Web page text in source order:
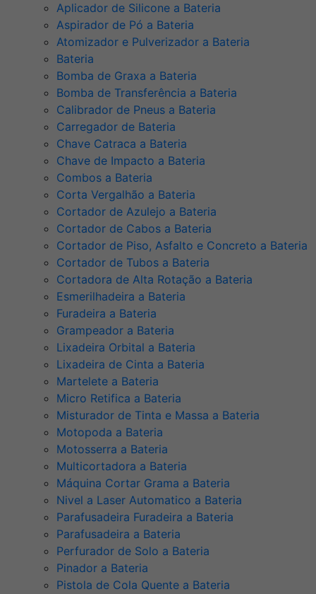
Aplicador de Silicone a Bateria
Aspirador de Pó a Bateria
Atomizador e Pulverizador a Bateria
Bateria
Bomba de Graxa a Bateria
Bomba de Transferência a Bateria
Calibrador de Pneus a Bateria
Carregador de Bateria
Chave Catraca a Bateria
Chave de Impacto a Bateria
Combos a Bateria
Corta Vergalhão a Bateria
Cortador de Azulejo a Bateria
Cortador de Cabos a Bateria
Cortador de Piso, Asfalto e Concreto a Bateria
Cortador de Tubos a Bateria
Cortadora de Alta Rotação a Bateria
Esmerilhadeira a Bateria
Furadeira a Bateria
Grampeador a Bateria
Lixadeira Orbital a Bateria
Lixadeira de Cinta a Bateria
Martelete a Bateria
Micro Retifica a Bateria
Misturador de Tinta e Massa a Bateria
Motopoda a Bateria
Motosserra a Bateria
Multicortadora a Bateria
Máquina Cortar Grama a Bateria
Nivel a Laser Automatico a Bateria
Parafusadeira Furadeira a Bateria
Parafusadeira a Bateria
Perfurador de Solo a Bateria
Pinador a Bateria
Pistola de Cola Quente a Bateria